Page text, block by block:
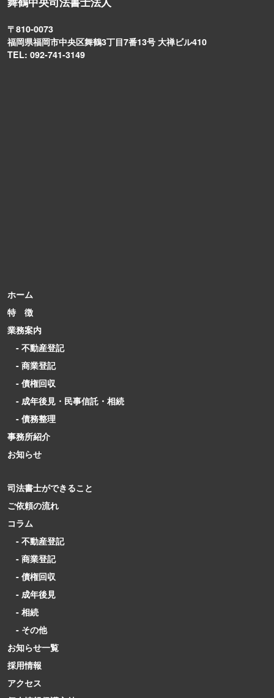
〒810-0073
福岡県福岡市中央区舞鶴3丁目7番13号 大禅ビル410
TEL: 092-741-3149
ホーム
特 徴
業務案内
- 不動産登記
- 商業登記
- 債権回収
- 成年後見・民事信託・相続
- 債務整理
事務所紹介
お知らせ
司法書士ができること
ご依頼の流れ
コラム
- 不動産登記
- 商業登記
- 債権回収
- 成年後見
- 相続
- その他
お知らせ一覧
採用情報
アクセス